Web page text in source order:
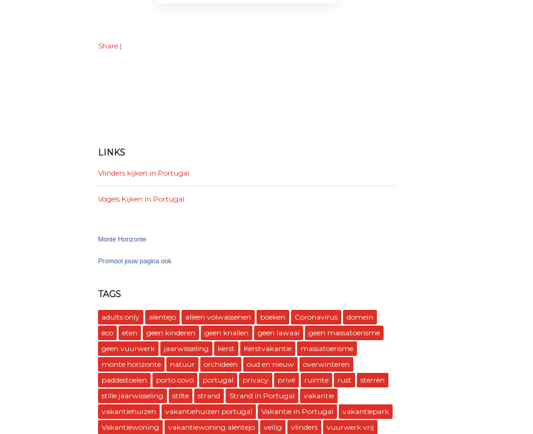
Share |
LINKS
Vlinders kijken in Portugal
Vogels Kijken in Portugal
Monte Horizonte
Promoot jouw pagina ook
TAGS
adults only alentejo alleen volwassenen boeken Coronavirus
domein
eco
eten geen kinderen geen knallen geen lawaai
geen massatoerisme
geen vuurwerk
jaarwisseling kerst Kerstvakantie
massatoerisme
monte horizonte
natuur orchideën oud en nieuw
overwinteren
paddestoelen
porto covo portugal privacy privé ruimte rust
sterren
stille jaarwisseling
stilte strand Strand in Portugal
vakantie
vakantiehuizen
vakantiehuizen portugal Vakantie in Portugal
vakantiepark
Vakantiewoning
vakantiewoning alentejo veilig vlinders vuurwerk vrij